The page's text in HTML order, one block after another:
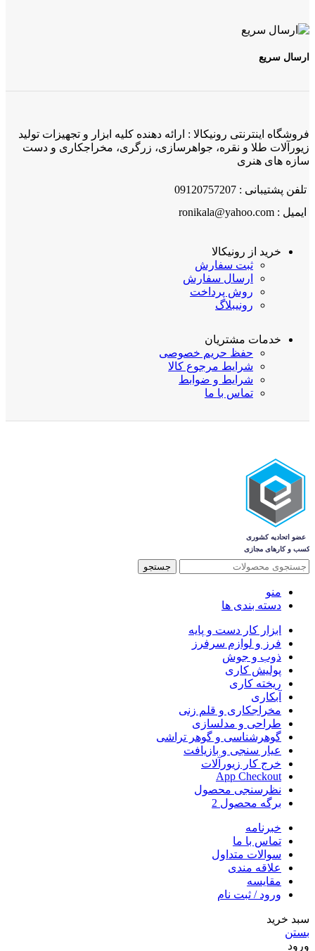
ارسال سریع
فروشگاه اینترنتی رونیکالا : ارائه دهنده کلیه ابزار و تجهیزات تولید
زیورآلات طلا و نقره، جواهرسازی، زرگری، مخراجکاری و دست
سازه های هنری
تلفن پشتیبانی : 09120757207
ایمیل : ronikala@yahoo.com
خرید از رونیکالا
ثبت سفارش
ارسال سفارش
روش پرداخت
رونیبلاگ
خدمات مشتریان
حفظ حریم خصوصی
شرایط مرجوع کالا
شرایط و ضوابط
تماس با ما
جستجو
منو
دسته بندی ها
ابزار کار دست و پایه
فرز و لوازم سرفرز
ذوب و جوش
پولیش کاری
ریخته کاری
آبکاری
مخراجکاری و قلم زنی
طراحی و مدلسازی
گوهرشناسی و گوهر تراشی
عیار سنجی و بازیافت
خرج کار زیورآلات
App Checkout
نظرسنجی محصول
برگه محصول 2
خبرنامه
تماس با ما
سوالات متداول
علاقه مندی
مقایسه
ورود / ثبت نام
سبد خرید
بستن
ورود